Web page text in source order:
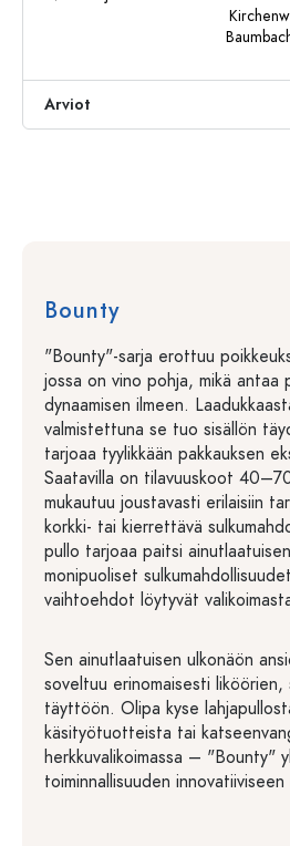
Arviot
Bounty
"Bounty"-sarja erottuu
jossa on vino pohja, mikä antaa
dynaamisen ilmeen.
valmistettuna se tuo sisällön
tarjoaa tyylikkään pakkauksen
Saatavilla on tilavuuskoot
mukautuu joustavasti erilaisiin
korkki- tai kierrettävä
pullo tarjoaa paitsi
monipuoliset
vaihtoehdot löytyvät
Sen ainutlaatuisen ulkonäön
soveltuu erinomaisesti liköörien,
täyttöön. Olipa kyse
käsityötuotteista tai
herkkuvalikoimassa – "Bounty"
toiminnallisuuden